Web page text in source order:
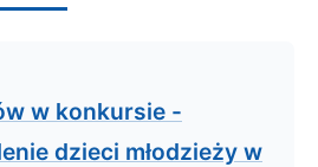
w konkursie -
dzieci młodzieży w